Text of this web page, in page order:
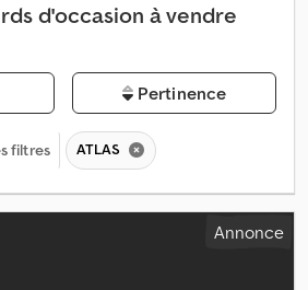
d'occasion à vendre
Pertinence
filtres ATLAS
Annonce